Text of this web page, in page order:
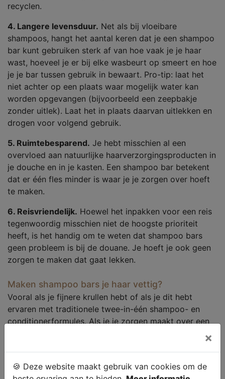
recyclen.
4. Langere levensduur. Net als bij vloeibare
shampoos, hangt het aantal keren dat je een shampoo
bar kunt gebruiken sterk af van hoe vaak je je haar
wast, hoeveel je er bij elke wasbeurt op smeert en hoe
je je bar tussen gebruik in bewaart. Pro-tip: laat het
niet achter op een plaats waar mogelijk water kan
worden opgevangen (bijvoorbeeld een zeepbakje
zonder uitlek). Laat het in plaats daarvan uitlekken en
drogen voor volgend gebruik.
5. Ruimtebesparend. Je hebt misschien al een
overvloed aan natuurlijke haarverzorgingsproducten in
je douche en in je kasten. Een shampoo bar betekent
dat er één fles minder is waar je je zorgen over hoeft
te maken.
6. Reisvriendelijk. Hoewel het inpakken voor een reis
tegenwoordig misschien niet de hoogste prioriteit
heeft, is het handig om te weten dat shampoo bars
geen probleem is bij de douane. Je hoeft je ook geen
zorgen te maken dat gaat lekken.
Maken shampoo bars je haar vettig?
Vooral als je fijnere krullen hebt of als je dit hebt
ervaren met traditionele twee-in-één shampoo- en
conditionerformules. Als je je zorgen maakt over een
shampoo bar die je lokken verzwaart, zoek dan naar×
🍪 Deze website maakt gebruik van cookies om de